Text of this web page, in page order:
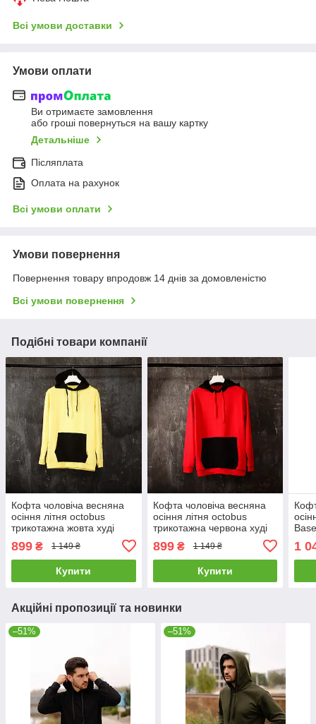
Всі умови доставки
Умови оплати
Ви отримаєте замовлення
або гроші повернуться на вашу картку
Детальніше
Післяплата
Оплата на рахунок
Всі умови оплати
Умови повернення
Повернення товару впродовж 14 днів за домовленістю
Всі умови повернення
Подібні товари компанії
Кофта чоловіча весняна
осіння літня octobus
трикотажна жовта худі
весна осінь літо
899 ₴ 1 149 ₴
Купити
Кофта чоловіча весняна
осіння літня octobus
трикотажна червона худі
весна осінь літо
899₴ 1 149 ₴
Купити
1
Акційні пропозиції та новинки
–51% –51%